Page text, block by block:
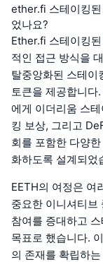
ether.fi 스테이킹
었나요?
Ether.fi 스테이킹
적인 접근 방식을
탈중앙화된 스테이
토큰을 제공합니다
에게 이더리움 스
킹 보상, 그리고
회를 포함한 다양
화하도록 설계되었
EETH의 여정은 여
중요한 이니셔티브
참여를 증대하고
목표로 했습니다.
의 존재를 확립하